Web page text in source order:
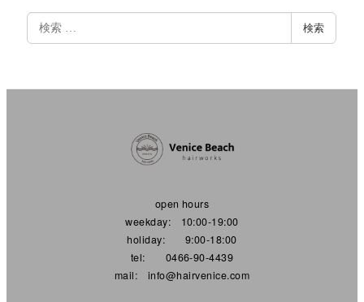
索
検索
open hours
weekday: 10:00-19:00
holiday: 9:00-18:00
tel: 0466-90-4439
mail: info@hairvenice.com